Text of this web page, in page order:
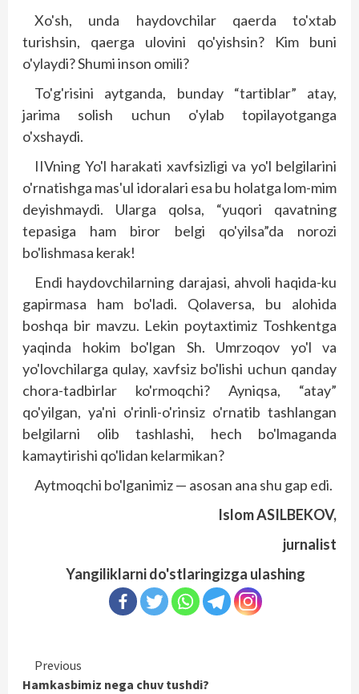
Xo'sh, unda haydovchilar qaerda to'xtab
turishsin, qaerga ulovini qo'yishsin? Kim buni
o'ylaydi? Shumi inson omili?
To'g'risini aytganda, bunday “tartiblar” atay,
jarima solish uchun o'ylab topilayotganga
o'xshaydi.
IIVning Yo'l harakati xavfsizligi va yo'l belgilarini
o'rnatishga mas'ul idoralari esa bu holatga lom-mim
deyishmaydi. Ularga qolsa, “yuqori qavatning
tepasiga ham biror belgi qo'yilsa”da norozi
bo'lishmasa kerak!
Endi haydovchilarning darajasi, ahvoli haqida-ku
gapirmasa ham bo'ladi. Qolaversa, bu alohida
boshqa bir mavzu. Lekin poytaxtimiz Toshkentga
yaqinda hokim bo'lgan Sh. Umrzoqov yo'l va
yo'lovchilarga qulay, xavfsiz bo'lishi uchun qanday
chora-tadbirlar ko'rmoqchi? Ayniqsa, “atay”
qo'yilgan, ya'ni o'rinli-o'rinsiz o'rnatib tashlangan
belgilarni olib tashlashi, hech bo'lmaganda
kamaytirishi qo'lidan kelarmikan?
Aytmoqchi bo'lganimiz — asosan ana shu gap edi.
Islom ASILBEKOV,
jurnalist
Yangiliklarni do'stlaringizga ulashing
Continue
Previous
Hamkasbimiz nega chuv tushdi?